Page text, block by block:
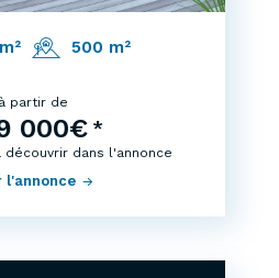
500 m²
à partir de
000€ *
l'annonce
dans l'annonce